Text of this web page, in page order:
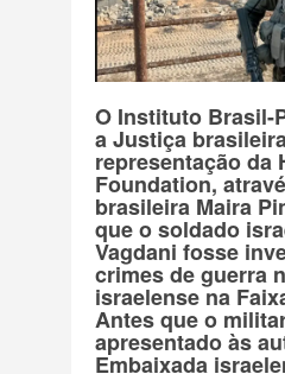
Resolução ONU
Terrorismo Israelense
AÇÕES
Clube Brasil Palestina
Doe
Eventos
O Instituto Brasil-
a Justiça
representação da
Foundation,
brasileira Maira
que o soldado
Vagdani fosse
crimes de guerra
israelense na
Antes que o
apresentado às
Embaixada